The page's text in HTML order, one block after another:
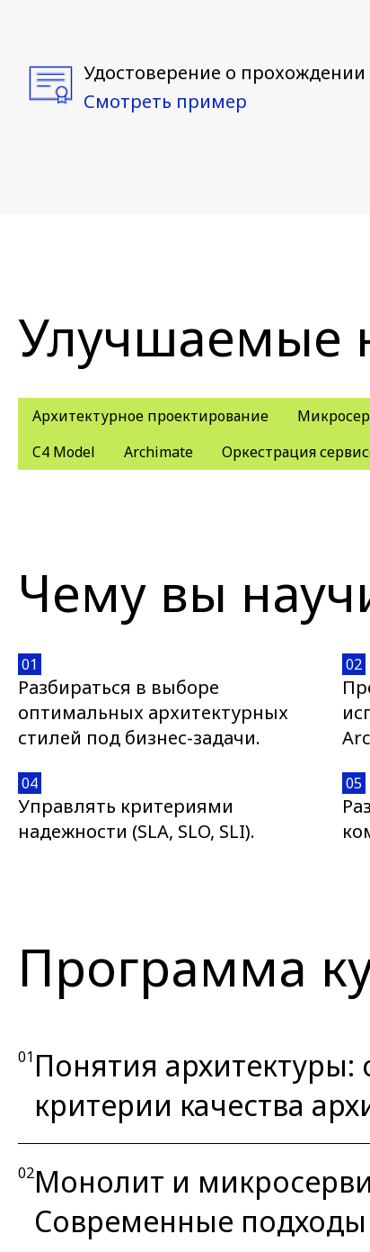
Удостоверение о прохождении
Смотреть пример
Улучшаемые
Архитектурное проектирование
C4 Model
Archimate Оркестрация
Чему вы
01
Разбираться в выборе
оптимальных архитектурных
стилей под бизнес-задачи.
02
04
Управлять критериями
надежности (SLA, SLO, SLI).
05
Программа
01 Понятия
критерии качества
02Монолит и
Современные подходы